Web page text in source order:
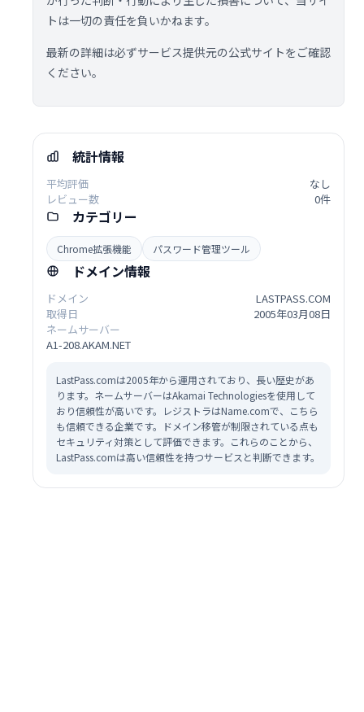
トは一切の責任を負いかねます。
最新の詳細は必ずサービス提供元の公式サイトをご確認
ください。
統計情報
平均評価
なし
レビュー数
0件
カテゴリー
Chrome拡張機能 パスワード管理ツール
ドメイン情報
ドメイン
LASTPASS.COM
取得日
2005年03月08日
ネームサーバー
A1-208.AKAM.NET
LastPass.comは2005年から運用されており、長い歴史があ
ります。ネームサーバーはAkamai Technologiesを使用して
おり信頼性が高いです。レジストラはName.comで、こちら
も信頼できる企業です。ドメイン移管が制限されている点も
セキュリティ対策として評価できます。これらのことから、
LastPass.comは高い信頼性を持つサービスと判断できます。